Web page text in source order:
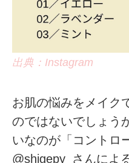
出典：Instagram
お肌の悩みをメイク
のではないでしょう
いなのが「コントロ
@shigepy_さんによ